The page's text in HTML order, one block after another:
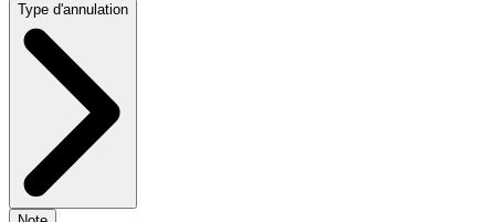
Type d'annulation